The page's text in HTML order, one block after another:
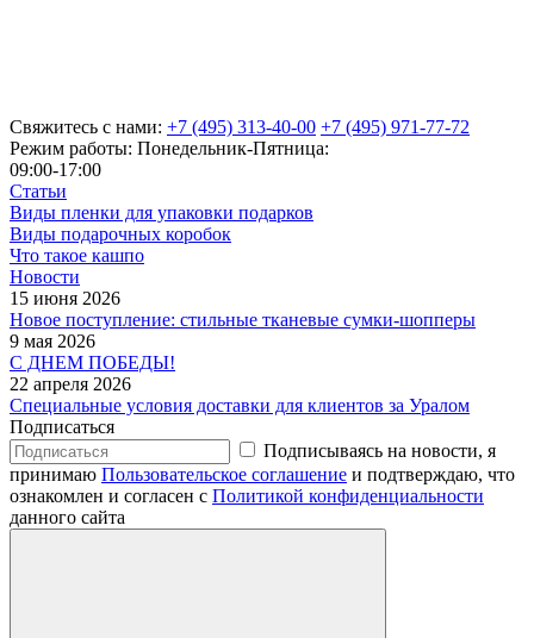
Свяжитесь с нами: +7 (495) 313-40-00 +7 (495) 971-77-72
Режим работы: Понедельник-Пятница:
09:00-17:00
Статьи
Виды пленки для упаковки подарков
Виды подарочных коробок
Что такое кашпо
Новости
15 июня 2026
Новое поступление: стильные тканевые сумки-шопперы
9 мая 2026
С ДНЕМ ПОБЕДЫ!
22 апреля 2026
Специальные условия доставки для клиентов за Уралом
Подписаться
Подписываясь на новости, я
принимаю Пользовательское соглашение и подтверждаю, что
ознакомлен и согласен с Политикой конфиденциальности
данного сайта